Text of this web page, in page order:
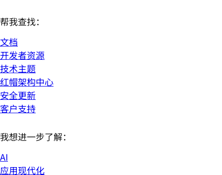
帮我查找：
文档
开发者资源
技术主题
红帽架构中心
安全更新
客户支持
我想进一步了解：
AI
应用现代化